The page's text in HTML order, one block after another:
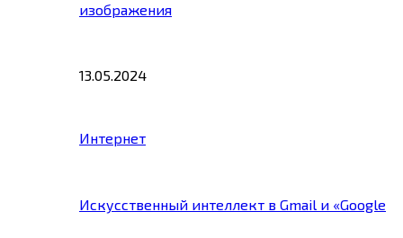
изображения
13.05.2024
Интернет
Искусственный интеллект в Gmail и «Google